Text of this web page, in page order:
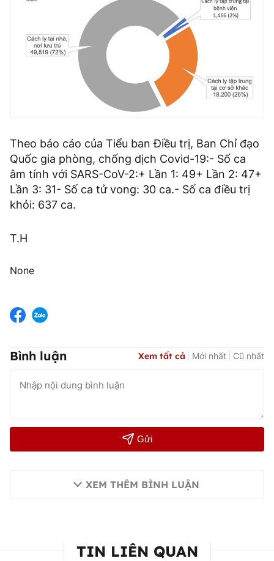
Theo báo cáo của Tiểu ban Điều trị, Ban Chỉ đạo
Quốc gia phòng, chống dịch Covid-19:- Số ca
âm tính với SARS-CoV-2:+ Lần 1: 49+ Lần 2: 47+
Lần 3: 31- Số ca tử vong: 30 ca.- Số ca điều trị
khỏi: 637 ca.
T.H
None
Bình luận Xem tất cả Mới nhất Cũ nhất
Gửi
XEM THÊM BÌNH LUẬN
TIN LIÊN QUAN